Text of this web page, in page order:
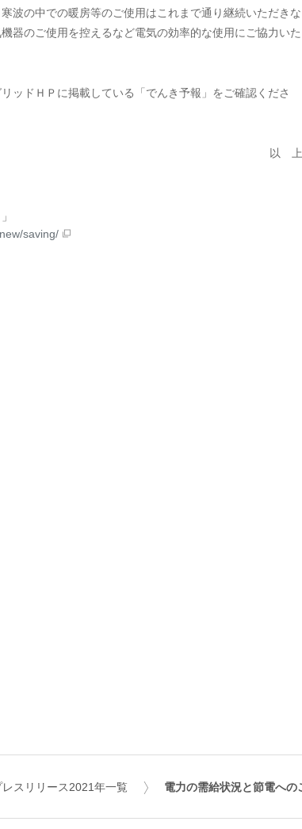
波の中での暖房等のご使用はこれまで通り継続いただきな
器のご使用を控えるなど電気の効率的な使用にご協力いた
ッドＨＰに掲載している「でんき予報」をご確認くださ
以 上
saving/
レスリリース2021年一覧 電力の需給状況と節電への